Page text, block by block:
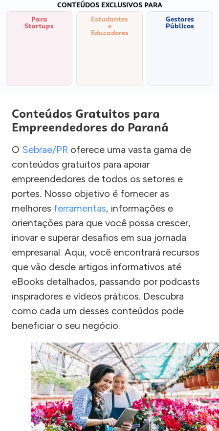
CONTEÚDOS EXCLUSIVOS PARA
Para
Startups
Estudantes
e
Educadores
Gestores
Públicos
Conteúdos Gratuitos para
Empreendedores do Paraná
O Sebrae/PR oferece uma vasta gama de
conteúdos gratuitos para apoiar
empreendedores de todos os setores e
portes. Nosso objetivo é fornecer as
melhores ferramentas, informações e
orientações para que você possa crescer,
inovar e superar desafios em sua jornada
empresarial. Aqui, você encontrará recursos
que vão desde artigos informativos até
eBooks detalhados, passando por podcasts
inspiradores e vídeos práticos. Descubra
como cada um desses conteúdos pode
beneficiar o seu negócio.